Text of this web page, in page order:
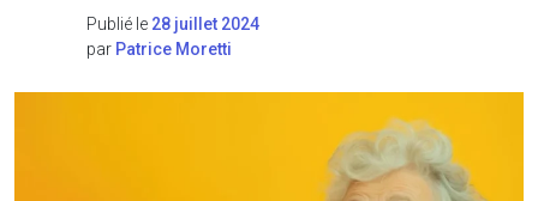
Publié le 28 juillet 2024
par Patrice Moretti